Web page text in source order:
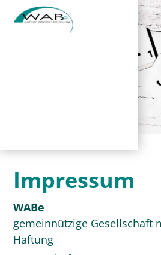
Impressum
WABe
gemeinnützige Gesellschaft
Haftung